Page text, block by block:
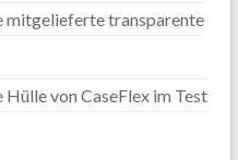
mitgelieferte transparente
von CaseFlex im Test